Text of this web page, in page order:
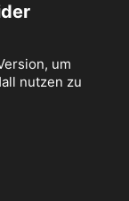
um
nutzen zu